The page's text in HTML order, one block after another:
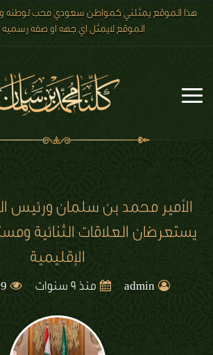
هذا الموقع يمثلني كمواطن سعودي محب لوطنه
الموقع لايمثل اي جهه او صفه رسميه
رؤية 2030
الصور
تعليقات الزوار
الأمير محمد بن سلمان ورئيس
يستعرضان العلاقات الثنائية
الإقليمية
admin منذ 9 سنوات